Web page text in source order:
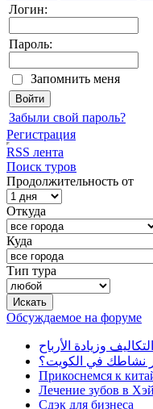
Логин:
Пароль:
Запомнить меня
Забыли свой пароль?
Регистрация
RSS лента
Поиск туров
Продолжительность от
Откуда
Куда
Тип тура
Обсуждаемое на форуме
وزيادة الأرباح
نشاطك في الكويت؟
Прикоснемся к
Лечение зубов в
Сдэк для бизнеса